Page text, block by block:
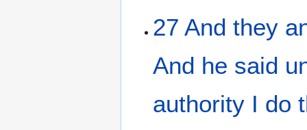
27 And they
And he said
authority I do